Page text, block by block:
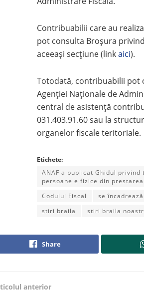
Contribuabilii care au
pot consulta Broșura
aceeași secțiune (linkaici).
Totodată, contribuabilii pot
Agenției Naționale de
central de asistență
031.403.91.60 sau la
organelor fiscale teritoriale.
Etichete:
ANAF a publicat Ghidul
persoanele fizice din
Codului Fiscal
se
stiri braila
stiri braila
Share
anterior